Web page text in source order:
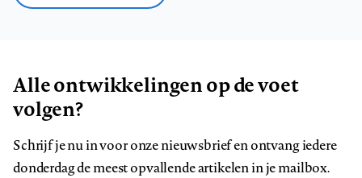
Alle ontwikkelingen op de voet
volgen?
Schrijf je nu in voor onze nieuwsbrief en ontvang iedere
donderdag de meest opvallende artikelen in je mailbox.